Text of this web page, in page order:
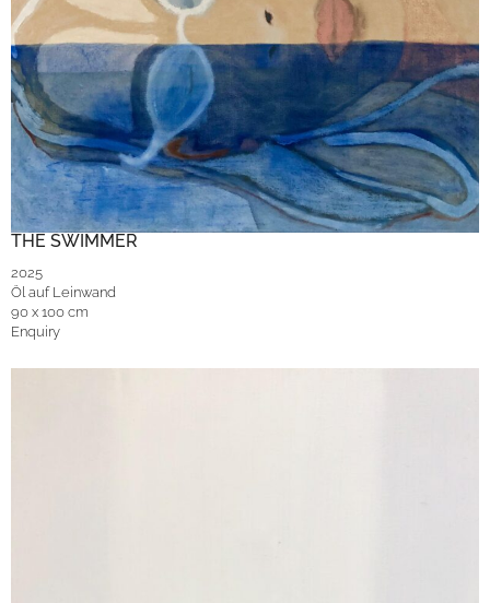
THE SWIMMER
2025
Öl auf Leinwand
90 x 100 cm
Enquiry